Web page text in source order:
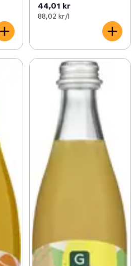
44,01 kr
88,02 kr /l